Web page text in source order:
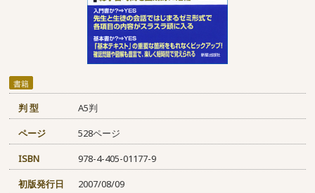
書籍
判 型
A5判
ページ
528ページ
ISBN
978-4-405-01177-9
初版発行日
2007/08/09